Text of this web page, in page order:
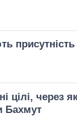
через
Бахмут